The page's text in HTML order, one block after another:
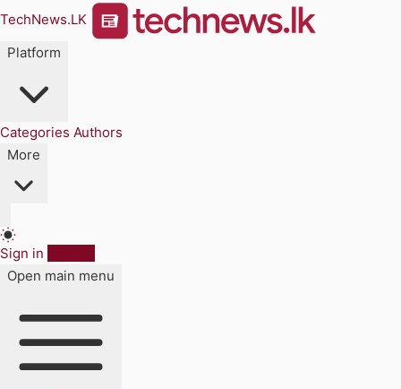
TechNews.LK
Platform
Categories Authors
More
Sign in
Open main menu